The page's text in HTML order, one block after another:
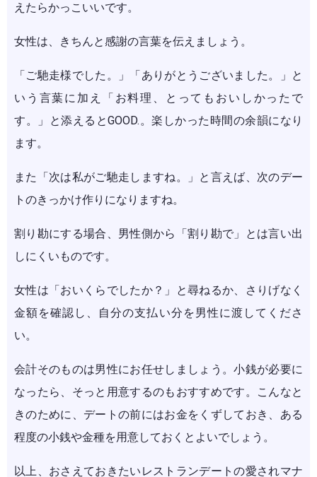
えたらかっこいいです。
女性は、きちんと感謝の言葉を伝えましょう。
「ご馳走様でした。」「ありがとうございました。」と
いう言葉に加え「お料理、とってもおいしかったで
す。」と添えるとGOOD.。楽しかった時間の余韻になり
ます。
また「次は私がご馳走しますね。」と言えば、次のデー
トのきっかけ作りになりますね。
割り勘にする場合、男性側から「割り勘で」とは言い出
しにくいものです。
女性は「おいくらでしたか？」と尋ねるか、さりげなく
金額を確認し、自分の支払い分を男性に渡してくださ
い。
会計そのものは男性にお任せしましょう。小銭が必要に
なったら、そっと用意するのもおすすめです。こんなと
きのために、デートの前にはお金をくずしておき、ある
程度の小銭や金種を用意しておくとよいでしょう。
以上、おさえておきたいレストランデートの愛されマナ